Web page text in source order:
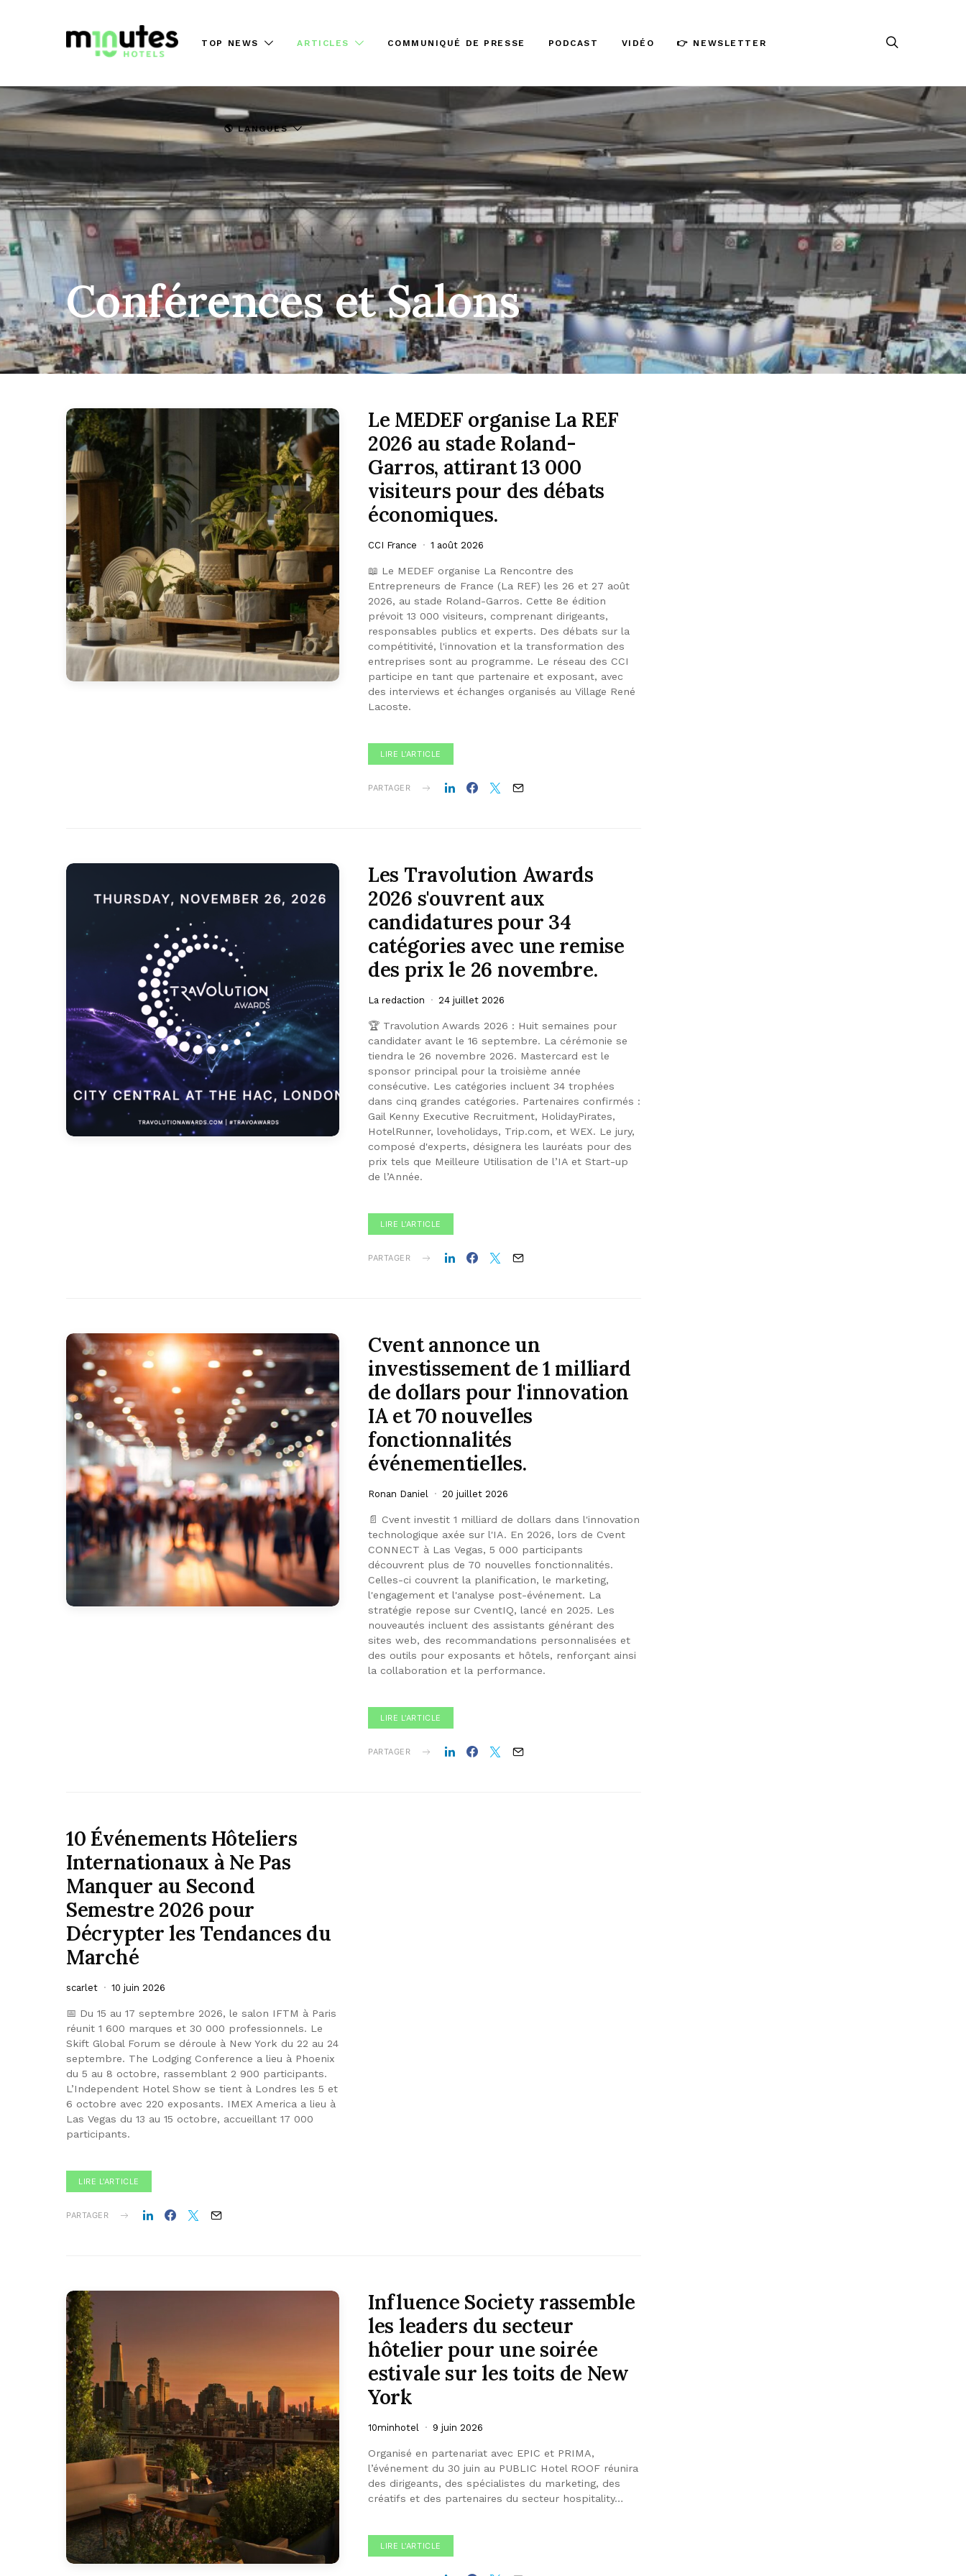
TOP NEWS ARTICLES COMMUNIQUÉ DE PRESSE PODCAST VIDÉO 👉 NEWSLETTER
🌎 LANGUES
Conférences et Salons
Le MEDEF organise La REF
2026 au stade Roland-
Garros, attirant 13 000
visiteurs pour des débats
économiques.
CCI France 1 août 2026
📖 Le MEDEF organise La Rencontre des
Entrepreneurs de France (La REF) les 26 et 27 août
2026, au stade Roland-Garros. Cette 8e édition
prévoit 13 000 visiteurs, comprenant dirigeants,
responsables publics et experts. Des débats sur la
compétitivité, l'innovation et la transformation des
entreprises sont au programme. Le réseau des CCI
participe en tant que partenaire et exposant, avec
des interviews et échanges organisés au Village René
Lacoste.
LIRE L'ARTICLE
PARTAGER
Les Travolution Awards
2026 s'ouvrent aux
candidatures pour 34
catégories avec une remise
des prix le 26 novembre.
La redaction 24 juillet 2026
🏆 Travolution Awards 2026 : Huit semaines pour
candidater avant le 16 septembre. La cérémonie se
tiendra le 26 novembre 2026. Mastercard est le
sponsor principal pour la troisième année
consécutive. Les catégories incluent 34 trophées
dans cinq grandes catégories. Partenaires confirmés :
Gail Kenny Executive Recruitment, HolidayPirates,
HotelRunner, loveholidays, Trip.com, et WEX. Le jury,
composé d'experts, désignera les lauréats pour des
prix tels que Meilleure Utilisation de l’IA et Start-up
de l’Année.
LIRE L'ARTICLE
PARTAGER
Cvent annonce un
investissement de 1 milliard
de dollars pour l'innovation
IA et 70 nouvelles
fonctionnalités
événementielles.
Ronan Daniel 20 juillet 2026
📄 Cvent investit 1 milliard de dollars dans l'innovation
technologique axée sur l'IA. En 2026, lors de Cvent
CONNECT à Las Vegas, 5 000 participants
découvrent plus de 70 nouvelles fonctionnalités.
Celles-ci couvrent la planification, le marketing,
l'engagement et l'analyse post-événement. La
stratégie repose sur CventIQ, lancé en 2025. Les
nouveautés incluent des assistants générant des
sites web, des recommandations personnalisées et
des outils pour exposants et hôtels, renforçant ainsi
la collaboration et la performance.
LIRE L'ARTICLE
PARTAGER
10 Événements Hôteliers
Internationaux à Ne Pas
Manquer au Second
Semestre 2026 pour
Décrypter les Tendances du
Marché
scarlet 10 juin 2026
📅 Du 15 au 17 septembre 2026, le salon IFTM à Paris
réunit 1 600 marques et 30 000 professionnels. Le
Skift Global Forum se déroule à New York du 22 au 24
septembre. The Lodging Conference a lieu à Phoenix
du 5 au 8 octobre, rassemblant 2 900 participants.
L’Independent Hotel Show se tient à Londres les 5 et
6 octobre avec 220 exposants. IMEX America a lieu à
Las Vegas du 13 au 15 octobre, accueillant 17 000
participants.
LIRE L'ARTICLE
PARTAGER
Influence Society rassemble
les leaders du secteur
hôtelier pour une soirée
estivale sur les toits de New
York
10minhotel 9 juin 2026
Organisé en partenariat avec EPIC et PRIMA,
l’événement du 30 juin au PUBLIC Hotel ROOF réunira
des dirigeants, des spécialistes du marketing, des
créatifs et des partenaires du secteur hospitality…
LIRE L'ARTICLE